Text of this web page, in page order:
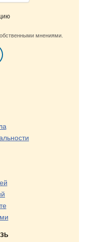
мнениями.